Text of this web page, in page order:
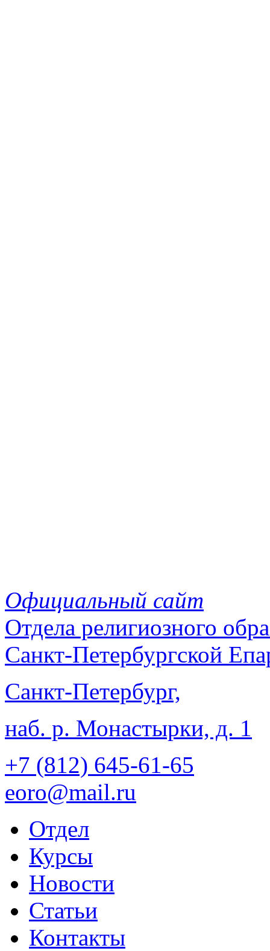
Официальный сайт
Отдела религиозного
Санкт-Петербургской
Санкт-Петербург,
наб. р. Монастырки, д. 1
+7 (812) 645-61-65
eoro@mail.ru
Отдел
Курсы
Новости
Статьи
Контакты